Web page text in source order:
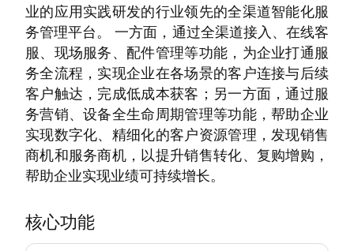
业的应用实践研发的行业领先的全渠道智能化服
务管理平台。 一方面，通过全渠道接入、在线客
服、现场服务、配件管理等功能，为企业打通服
务全流程，实现企业在各场景的客户连接与后续
客户触达，完成低成本获客；另一方面，通过服
务营销、设备全生命周期管理等功能，帮助企业
实现数字化、精细化的客户资源管理，发现销售
商机和服务商机，以提升销售转化、复购增购，
帮助企业实现业绩可持续增长。
核心功能